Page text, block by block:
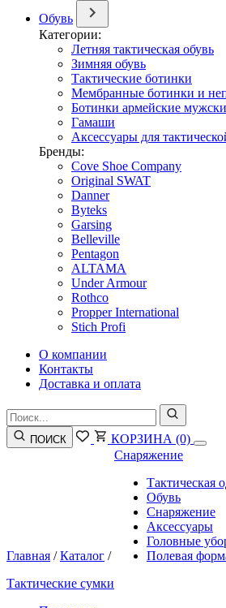
Обувь
Категории:
Летняя тактическая обувь
Зимняя обувь
Тактические ботинки
Мембранные ботинки и
Ботинки армейские
Гамаши
Аксессуары для
Бренды:
Cove Shoe Company
Original SWAT
Danner
Byteks
Garsing
Belleville
Pentagon
ALTAMA
Under Armour
Rothco
Propper International
Stich Profi
О компании
Контакты
Доставка и оплата
ПОИСК КОРЗИНА (0)
Главная /Каталог /
Снаряжение
Тактическая
Обувь
Снаряжение
Аксессуары
Головные
Полевая
Тактические сумки